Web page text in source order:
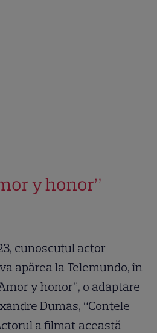
y honor”
cunoscutul actor
va apărea la Telemundo, în
y honor”, o adaptare
Dumas, “Contele
a filmat această